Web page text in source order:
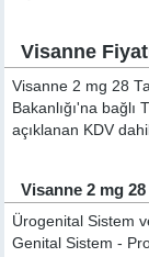
Visanne
Visanne 2 mg 28
Bakanlığı'na
açıklanan KDV
Visanne 2 mg
Ürogenital Sistem
Genital Sistem -